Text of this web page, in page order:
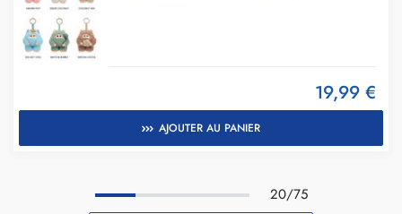
19,99 €
AJOUTER AU PANIER
20/75